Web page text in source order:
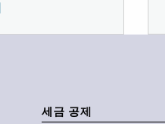
세금 공제